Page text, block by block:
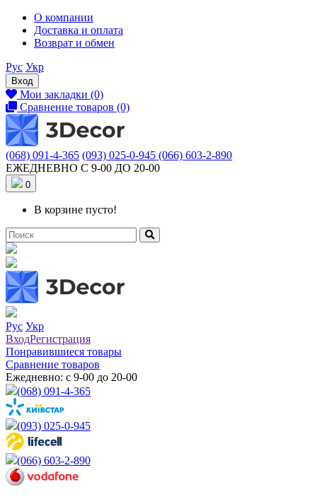
О компании
Доставка и оплата
Возврат и обмен
Рус Укр
Вход
Мои закладки (0)
Сравнение товаров (0)
(068) 091-4-365 (093) 025-0-945 (066) 603-2-890
ЕЖЕДНЕВНО С 9-00 ДО 20-00
0
В корзине пусто!
Рус Укр
ВходРегистрация
Понравившиеся товары
Сравнение товаров
Ежедневно: с 9-00 до 20-00
(068) 091-4-365
(093) 025-0-945
(066) 603-2-890